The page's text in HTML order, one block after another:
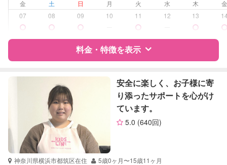
学校/塾の補習・宿題
小学生
算数
英会話
金 土 日 月 火 水 木
07
08 09 10 11 12 13
料金・特徴を表示
特徴 料金 レビュー
サポートの特徴
資格
自治体届出済ベビーシッター
安全に楽しく、お子様に寄
り添ったサポートを心がけ
ています。
5.0 (640回)
神奈川県横浜市都筑区在住 5歳0ヶ月〜15歳11ヶ月